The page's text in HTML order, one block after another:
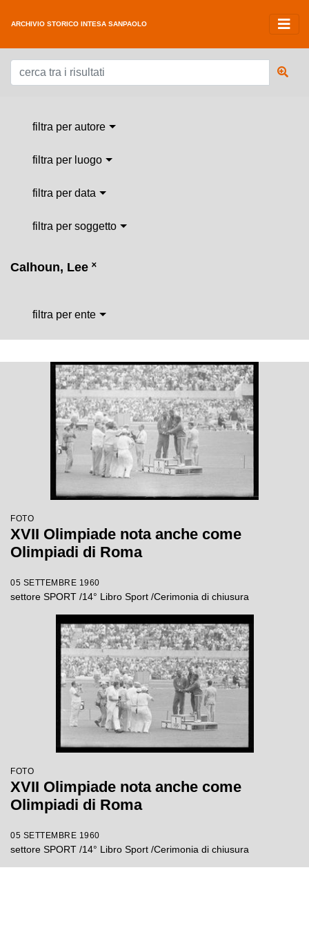
ARCHIVIO STORICO INTESA SANPAOLO
filtra per autore
filtra per luogo
filtra per data
filtra per soggetto
Calhoun, Lee ˟
filtra per ente
FOTO
XVII Olimpiade nota anche come
Olimpiadi di Roma
05 SETTEMBRE 1960
settore SPORT /14° Libro Sport /Cerimonia di chiusura
FOTO
XVII Olimpiade nota anche come
Olimpiadi di Roma
05 SETTEMBRE 1960
settore SPORT /14° Libro Sport /Cerimonia di chiusura